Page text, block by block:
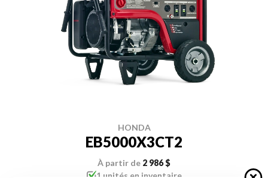
HONDA
EB5000X3CT2
À partir de 2 986 $
1 unités en inventaire